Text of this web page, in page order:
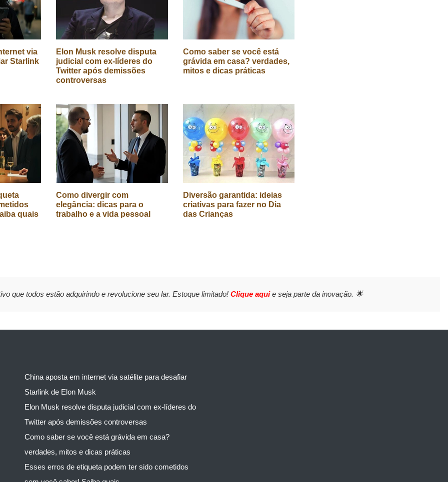
via
Starlink
Elon Musk resolve disputa
judicial com ex-líderes do
Twitter após demissões
controversas
Como saber se você está
grávida em casa? verdades,
mitos e dicas práticas
quais
Como divergir com
elegância: dicas para o
trabalho e a vida pessoal
Diversão garantida: ideias
criativas para fazer no Dia
das Crianças
que todos estão adquirindo e revolucione seu lar. Estoque limitado! Clique aquie seja parte da inovação. 🌟
China aposta em internet via satélite para desafiar
Starlink de Elon Musk
Elon Musk resolve disputa judicial com ex-líderes do
Twitter após demissões controversas
Como saber se você está grávida em casa?
verdades, mitos e dicas práticas
Esses erros de etiqueta podem ter sido cometidos